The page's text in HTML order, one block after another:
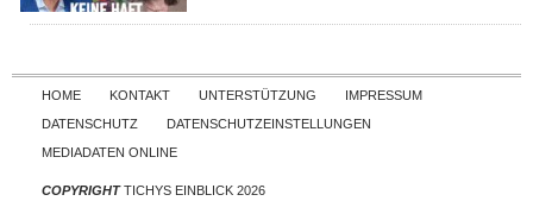
Skip to content
HOME KONTAKT UNTERSTÜTZUNG
IMPRESSUM
DATENSCHUTZ
DATENSCHUTZEINSTELLUNGEN
MEDIADATEN ONLINE
COPYRIGHTTICHYS EINBLICK 2026